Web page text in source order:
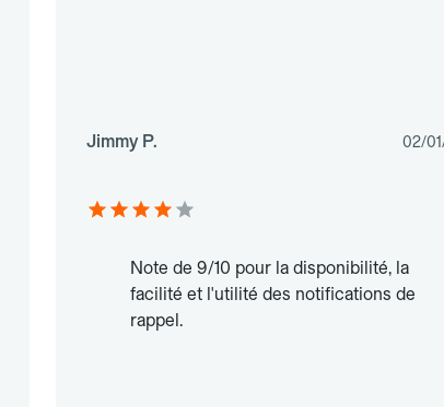
Jimmy P. 02/
Note de 9/10 pour la disponibilité, la
facilité et l'utilité des notifications de
rappel.